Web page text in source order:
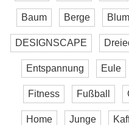
Baum Berge
DESIGNSCAPE
Entspannung Eule
Fitness Fußball
Home Junge